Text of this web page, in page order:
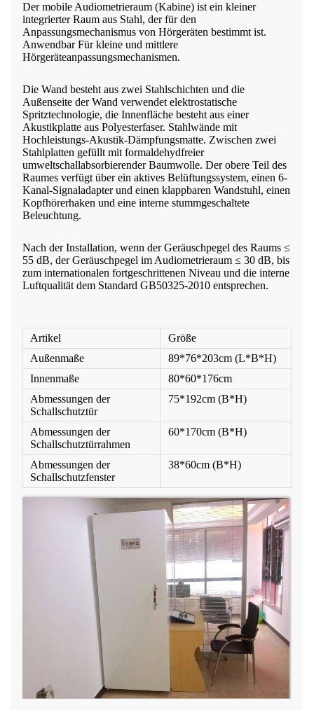
Der mobile Audiometrieraum (Kabine) ist ein kleiner
integrierter Raum aus Stahl, der für den
Anpassungsmechanismus von Hörgeräten bestimmt ist.
Anwendbar Für kleine und mittlere
Hörgeräteanpassungsmechanismen.
Die Wand besteht aus zwei Stahlschichten und die
Außenseite der Wand verwendet elektrostatische
Spritztechnologie, die Innenfläche besteht aus einer
Akustikplatte aus Polyesterfaser. Stahlwände mit
Hochleistungs-Akustik-Dämpfungsmatte. Zwischen zwei
Stahlplatten gefüllt mit formaldehydfreier
umweltschallabsorbierender Baumwolle. Der obere Teil des
Raumes verfügt über ein aktives Belüftungssystem, einen 6-
Kanal-Signaladapter und einen klappbaren Wandstuhl, einen
Kopfhörerhaken und eine interne stummgeschaltete
Beleuchtung.
Nach der Installation, wenn der Geräuschpegel des Raums ≤
55 dB, der Geräuschpegel im Audiometrieraum ≤ 30 dB, bis
zum internationalen fortgeschrittenen Niveau und die interne
Luftqualität dem Standard GB50325-2010 entsprechen.
Artikel
Größe
Außenmaße
89*76*203cm (L*B*H)
Innenmaße
80*60*176cm
Abmessungen der
Schallschutztür
75*192cm (B*H)
Abmessungen der
Schallschutztürrahmen
60*170cm (B*H)
Abmessungen der
Schallschutzfenster
38*60cm (B*H)